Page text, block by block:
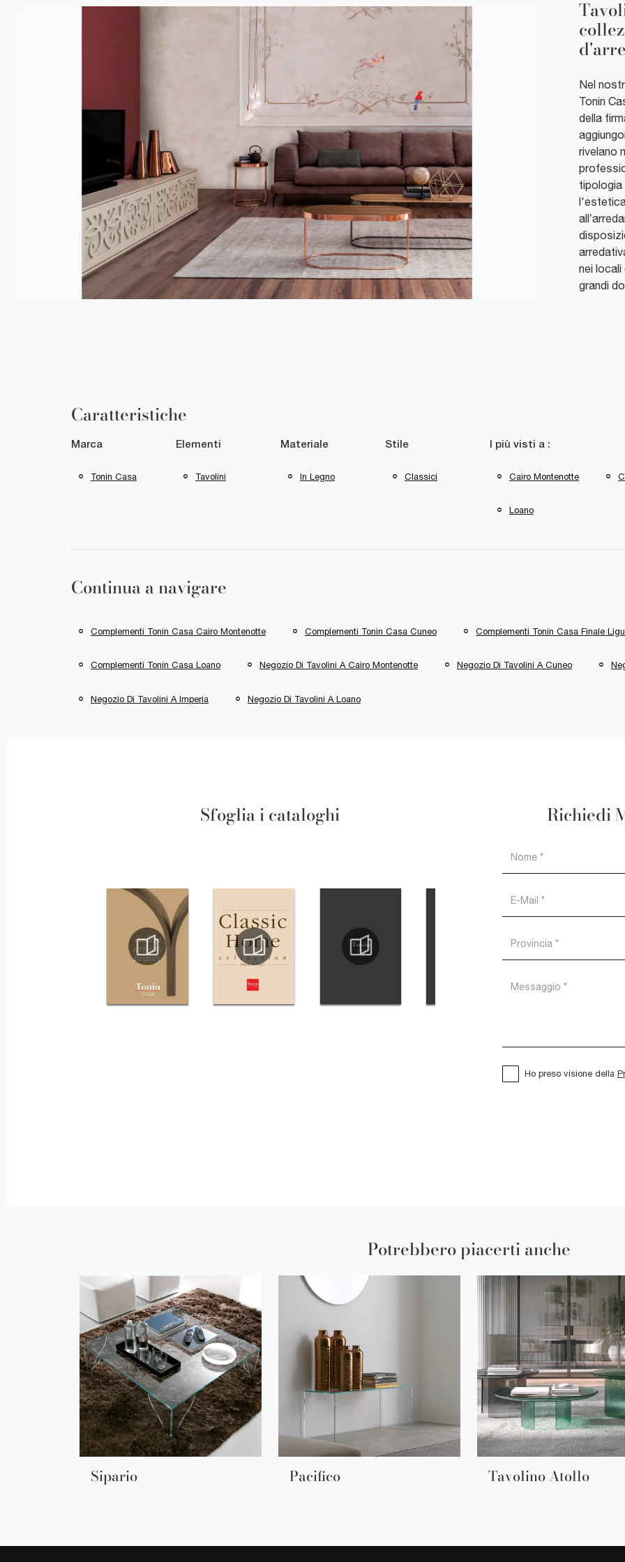
Nel
Tonin
della
rivelano
tipologia
nei
grandi
Caratteristiche
Marca
Tonin Casa
Elementi
Tavolini
Materiale
In Legno
Stile
Classici
I più visti a :
Cairo Montenotte
Loano
Continua a navigare
Complementi Tonin Casa Cairo Montenotte Complementi Tonin Casa Cuneo Complementi Tonin Casa Finale
Complementi Tonin Casa Loano Negozio Di Tavolini A Cairo Montenotte Negozio Di Tavolini A Cuneo
Negozio Di Tavolini A Imperia Negozio Di Tavolini A Loano
Sfoglia i cataloghi Richiedi
Ho preso visione della
Potrebbero piacerti anche
Sipario Pacifico Tavolino Atollo